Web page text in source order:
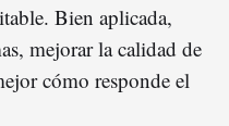
Bien aplicada,
mejorar la calidad de
cómo responde el